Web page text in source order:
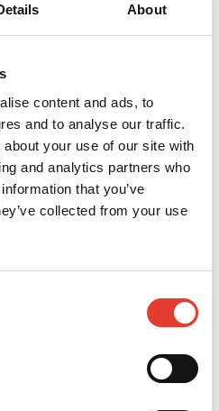
About
content and ads, to
and to analyse our traffic.
your use of our site with
and analytics partners who
that you’ve
collected from your use
toegankelijk? Onze
op 24/7-basis zonder
Veiligheid,
zijn de
Het systeem wordt
geïnstalleerd en u kunt
zones eenvoudig
beveiligde terreinen van